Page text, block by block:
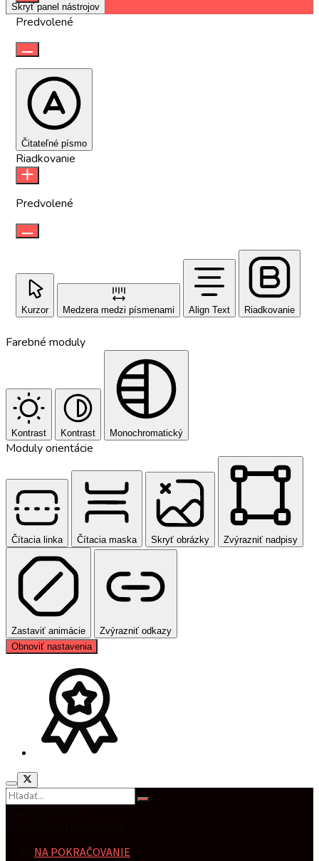
Skryť panel nástrojov
Predvolené
Čitateľné písmo
Riadkovanie
Predvolené
Kurzor Medzera medzi písmenami Align Text Riadkovanie
Farebné moduly
Kontrast Kontrast Monochromatický
Moduly orientácie
Čítacia linka Čítacia maska Skryť obrázky Zvýrazniť nadpisy
Zastaviť animácie
Zvýrazniť odkazy
Obnoviť nastavenia
NA POKRAČOVANIE